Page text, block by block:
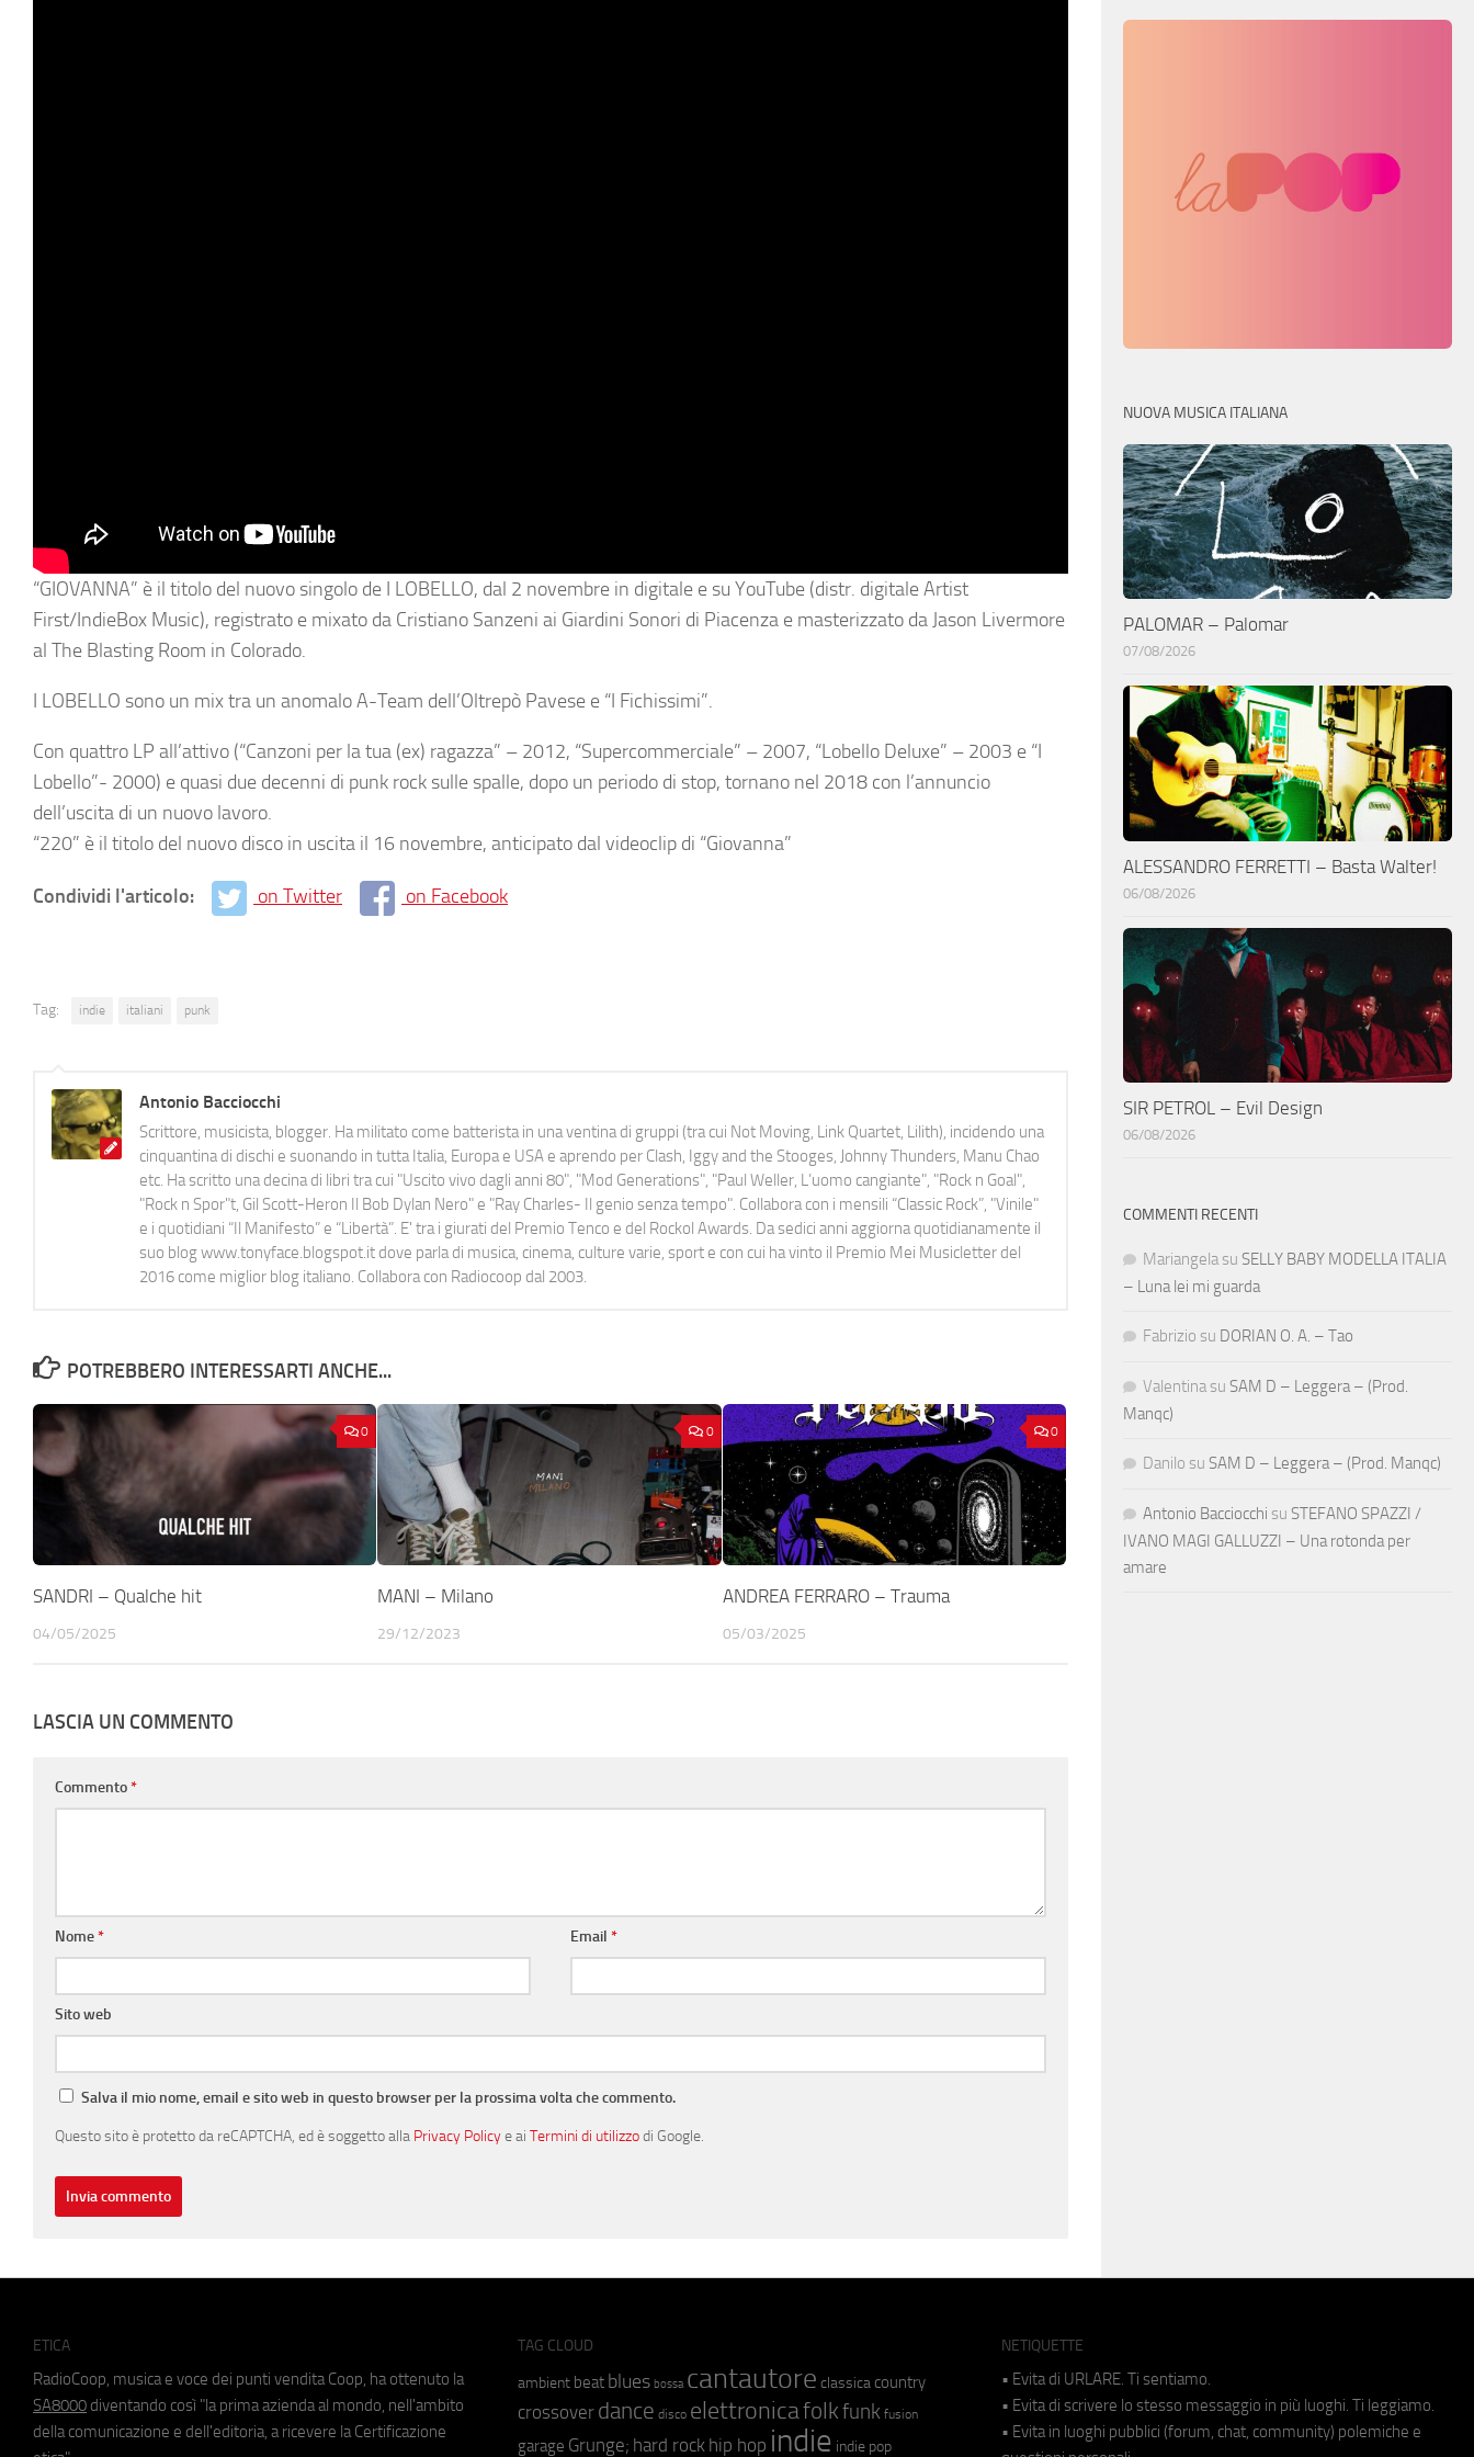
“GIOVANNA” è il titolo del nuovo singolo de I LOBELLO, dal 2 novembre in digitale e su YouTube (distr. digitale Artist
First/IndieBox Music), registrato e mixato da Cristiano Sanzeni ai Giardini Sonori di Piacenza e masterizzato da Jason Livermore
al The Blasting Room in Colorado.
I LOBELLO sono un mix tra un anomalo A-Team dell’Oltrepò Pavese e “I Fichissimi”.
Con quattro LP all’attivo (“Canzoni per la tua (ex) ragazza” – 2012, “Supercommerciale” – 2007, “Lobello Deluxe” – 2003 e “I
Lobello”- 2000) e quasi due decenni di punk rock sulle spalle, dopo un periodo di stop, tornano nel 2018 con l’annuncio
dell’uscita di un nuovo lavoro.
“220” è il titolo del nuovo disco in uscita il 16 novembre, anticipato dal videoclip di “Giovanna”
Condividi l'articolo: on Twitter on Facebook
Tag: indie italiani punk
Antonio Bacciocchi
Scrittore, musicista, blogger. Ha militato come batterista in una ventina di gruppi (tra cui Not Moving, Link Quartet, Lilith), incidendo una
cinquantina di dischi e suonando in tutta Italia, Europa e USA e aprendo per Clash, Iggy and the Stooges, Johnny Thunders, Manu Chao
etc. Ha scritto una decina di libri tra cui "Uscito vivo dagli anni 80", "Mod Generations", "Paul Weller, L’uomo cangiante", "Rock n Goal",
"Rock n Spor"t, Gil Scott-Heron Il Bob Dylan Nero" e "Ray Charles- Il genio senza tempo". Collabora con i mensili “Classic Rock”, "Vinile"
e i quotidiani “Il Manifesto” e “Libertà”. E' tra i giurati del Premio Tenco e del Rockol Awards. Da sedici anni aggiorna quotidianamente il
suo blog www.tonyface.blogspot.it dove parla di musica, cinema, culture varie, sport e con cui ha vinto il Premio Mei Musicletter del
2016 come miglior blog italiano. Collabora con Radiocoop dal 2003.
POTREBBERO INTERESSARTI ANCHE...
0
SANDRI – Qualche hit
04/05/2025
0
MANI – Milano
29/12/2023
0
ANDREA FERRARO – Trauma
05/03/2025
LASCIA UN COMMENTO
Commento*
Nome* Email*
Sito web
Salva il mio nome, email e sito web in questo browser per la prossima volta che commento.
Questo sito è protetto da reCAPTCHA, ed è soggetto alla Privacy Policye ai Termini di utilizzodi Google.
NUOVA MUSICA ITALIANA
PALOMAR – Palomar
07/08/2026
ALESSANDRO FERRETTI – Basta Walter!
06/08/2026
SIR PETROL – Evil Design
06/08/2026
COMMENTI RECENTI
Mariangela su SELLY BABY MODELLA ITALIA
– Luna lei mi guarda
Fabrizio su DORIAN O. A. – Tao
Valentina su SAM D – Leggera – (Prod.
Manqc)
Danilo su SAM D – Leggera – (Prod. Manqc)
Antonio Bacciocchi su STEFANO SPAZZI /
IVANO MAGI GALLUZZI – Una rotonda per
amare
ETICA
RadioCoop, musica e voce dei punti vendita Coop, ha ottenuto la
SA8000 diventando così "la prima azienda al mondo, nell'ambito
della comunicazione e dell'editoria, a ricevere la Certificazione
TAG CLOUD
ambient beat blues bossa cantautore classica country
crossover dance disco elettronicafolkfunk fusion
garage Grunge; hard rock hip hop indie indie pop
NETIQUETTE
• Evita di URLARE. Ti sentiamo.
• Evita di scrivere lo stesso messaggio in più luoghi. Ti leggiamo.
• Evita in luoghi pubblici (forum, chat, community) polemiche e